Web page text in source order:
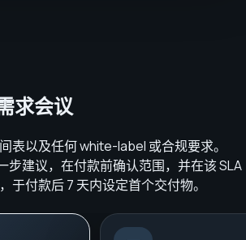
求会议
表以及任何 white-label 或合规要求。
步建议，在付款前确认范围，并在该 SLA
于付款后 7 天内设定首个交付物。